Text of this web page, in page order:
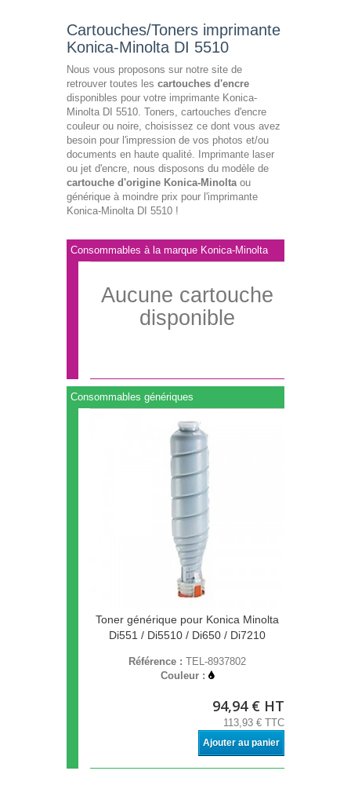
Cartouches/Toners imprimante
Konica-Minolta DI 5510
Nous vous proposons sur notre site de
retrouver toutes les cartouches d'encre
disponibles pour votre imprimante Konica-
Minolta DI 5510. Toners, cartouches d'encre
couleur ou noire, choisissez ce dont vous avez
besoin pour l'impression de vos photos et/ou
documents en haute qualité. Imprimante laser
ou jet d'encre, nous disposons du modèle de
cartouche d'origine Konica-Minoltaou
générique à moindre prix pour l'imprimante
Konica-Minolta DI 5510 !
Consommables à la marque Konica-Minolta
Aucune cartouche
disponible
Consommables génériques
Toner générique pour Konica Minolta
Di551 / Di5510 / Di650 / Di7210
Référence : TEL-8937802
Couleur :
94,94 € HT
113,93 € TTC
Ajouter au panier